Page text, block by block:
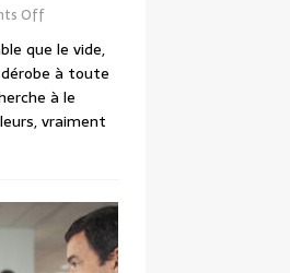
Off
que le vide,
à toute
à le
vraiment